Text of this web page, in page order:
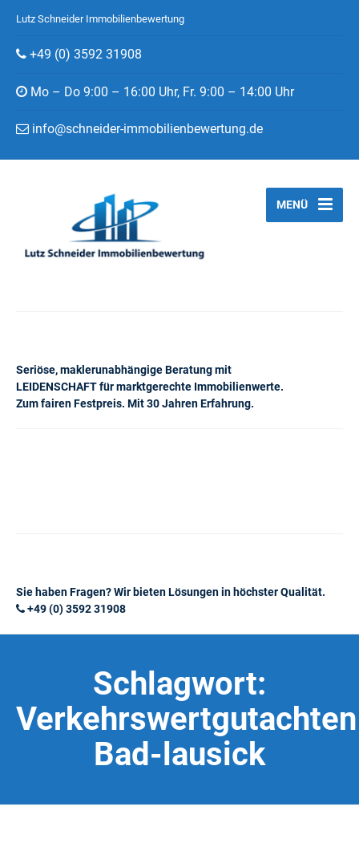
Lutz Schneider Immobilienbewertung
+49 (0) 3592 31908
Mo – Do 9:00 – 16:00 Uhr, Fr. 9:00 – 14:00 Uhr
info@schneider-immobilienbewertung.de
Seriöse, maklerunabhängige Beratung mit
LEIDENSCHAFT für marktgerechte Immobilienwerte.
Zum fairen Festpreis. Mit 30 Jahren Erfahrung.
MENÜ
Sie haben Fragen? Wir bieten Lösungen in höchster Qualität.
+49 (0) 3592 31908
Schlagwort:
Verkehrswertgutachten
Bad-lausick